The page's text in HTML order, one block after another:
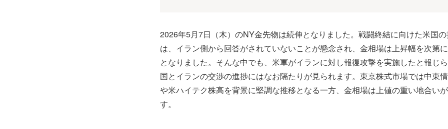
2026年5月7日（木）のNY金先物は続伸となりました。戦闘終結に向けた米国
は、イラン側から回答がされていないことが懸念され、金相場は上昇幅を次第
となりました。そんな中でも、米軍がイランに対し報復攻撃を実施したと報じ
国とイランの交渉の進捗にはなお隔たりが見られます。東京株式市場では中東
や米ハイテク株高を背景に堅調な推移となる一方、金相場は上値の重い地合い
す。